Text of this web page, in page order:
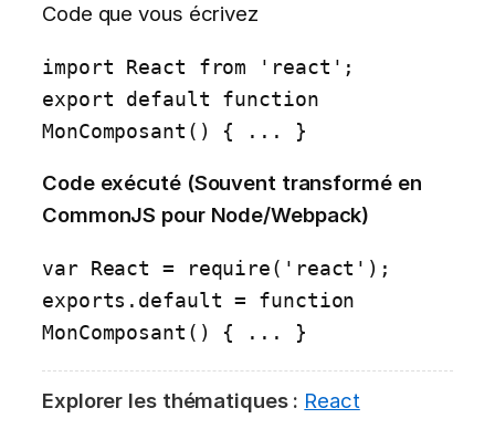
Code que vous écrivez
import React from 'react';
export default function
MonComposant() { ... }
Code exécuté (Souvent transformé en
CommonJS pour Node/Webpack)
var React = require('react');
exports.default = function
MonComposant() { ... }
Explorer les thématiques : React